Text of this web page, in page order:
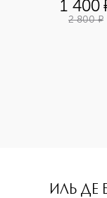
1 400
2 800 ¤
ИЛЬ ДЕ